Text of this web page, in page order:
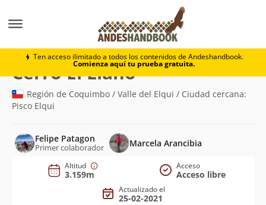
Ten acceso ilimitado a todos los contenidos de Andeshandbook.
Comienza aquí tu prueba gratuita.
Cerro El Llano
Cerro El Llano(3.159m)
Región de Coquimbo / Valle del Elqui / Ciudad cercana:
Pisco Elqui
Felipe Patagon
Primer colaborador Marcela Arancibia
Altitud
3.159m
Acceso
Acceso libre
Actualizado el
25-02-2021